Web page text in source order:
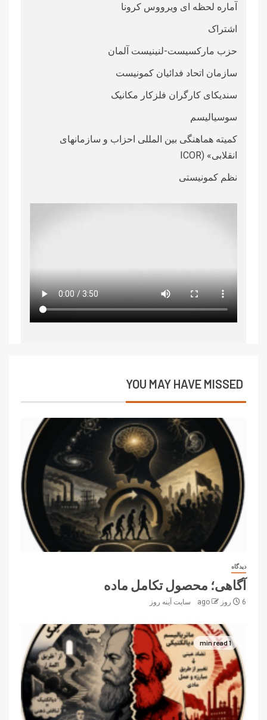
آماره لحظه ای ویرووس کرونا
اشتراک
حزب مارکسیست-لنینیست آلمان
سازمان اتحاد فدائیان کمونیست
سندیکای کارگران فلزکار مکانیک
سوسیالیسم
کمیته هماهنگی بین المللی احزاب و سازمانهای
انقلابی» (ICOR
نظم کمونیستی
YOU MAY HAVE MISSED
دیدگاه
آگاهی؛ محصول تکامل ماده
6 روز ago سایت آینه‌ روز
1 min read